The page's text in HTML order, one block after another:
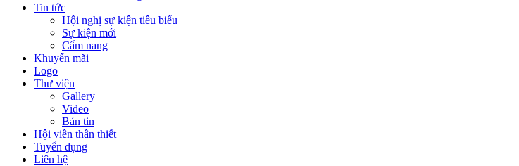
Tin tức
Hội nghị sự kiện tiêu biểu
Sự kiện mới
Cẩm nang
Khuyến mãi
Logo
Thư viện
Gallery
Video
Bản tin
Hội viên thân thiết
Tuyển dụng
Liên hệ